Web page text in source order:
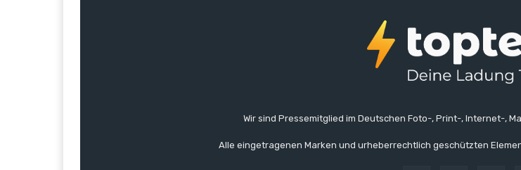
Wir sind Pressemitglied im Deutschen Foto-, Print-, Internet-,
Alle eingetragenen Marken und urheberrechtlich geschützten